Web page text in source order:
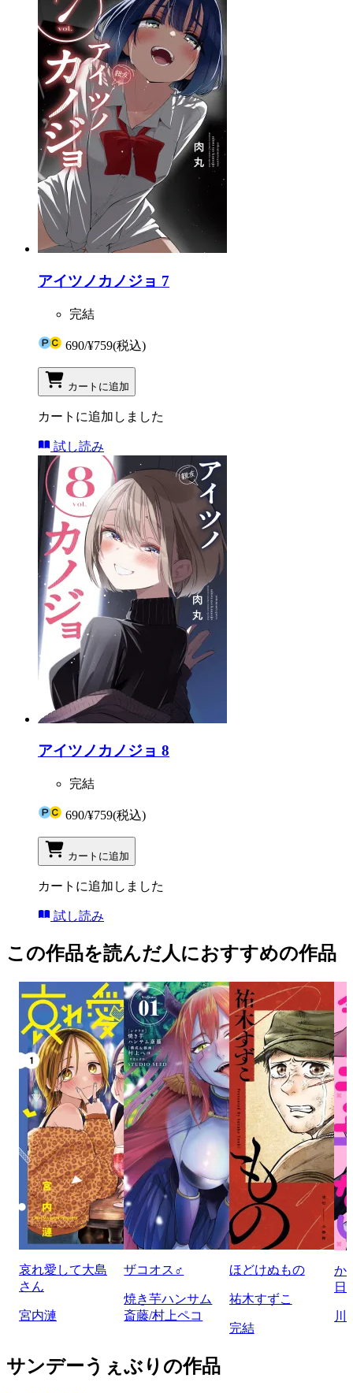
アイツノカノジョ 7
完結
690/¥759(税込)
カートに追加
カートに追加しました
試し読み
アイツノカノジョ 8
完結
690/¥759(税込)
カートに追加
カートに追加しました
試し読み
この作品を読んだ人におすすめの作品
哀れ愛して大島
さん
宮内漣
ザコオス♂
焼き芋ハンサム
斎藤/村上ペコ
ほどけぬもの
祐木すずこ
完結
か
日
川
サンデーうぇぶりの作品